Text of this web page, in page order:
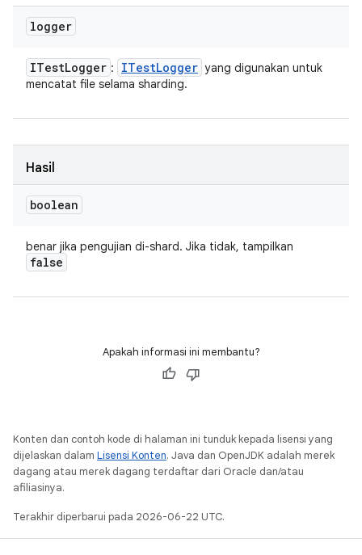
logger
ITestLogger : ITestLogger yang digunakan untuk
mencatat file selama sharding.
Hasil
boolean
benar jika pengujian di-shard. Jika tidak, tampilkan
false
Apakah informasi ini membantu?
Konten dan contoh kode di halaman ini tunduk kepada lisensi yang
dijelaskan dalam Lisensi Konten. Java dan OpenJDK adalah merek
dagang atau merek dagang terdaftar dari Oracle dan/atau
afiliasinya.
Terakhir diperbarui pada 2026-06-22 UTC.